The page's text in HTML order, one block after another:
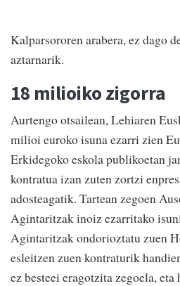
Kalparsororen arabera, ez dago
aztarnarik.
18 milioiko zigorra
Aurtengo otsailean, Lehiaren
milioi euroko isuna ezarri zien
Erkidegoko eskola publikoetan
kontratua izan zuten zortzi
adosteagatik. Tartean zegoen
Agintaritzak inoiz ezarritako
Agintaritzak ondorioztatu zuen
esleitzen zuen kontraturik
ez besteei eragotzita zegoela,